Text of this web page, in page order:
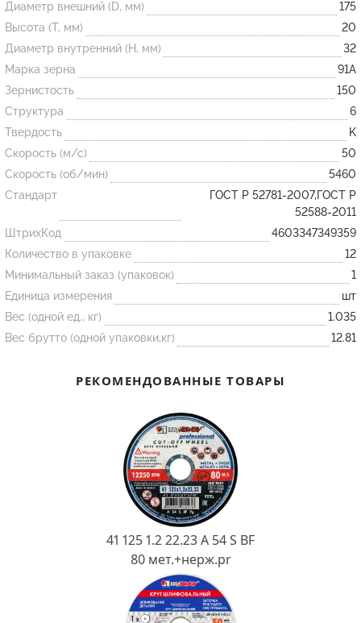
Огнеупорные
изделия
Скачать каталог
Тигель
Муфель
Черпак
Шербер
Трубка
Стержень
Пробка
Подставка
Лодочка
Контакт
Огнеупорная SiC смесь
Диаметр внешний (D, мм)
175
Высота (T, мм)
20
Диаметр внутренний (H, мм)
32
Марка зерна
91А
Зернистость
150
Структура
6
Твердость
K
Скорость (м/с)
50
Скорость (об/мин)
5460
Стандарт
ГОСТ Р 52781-2007,ГОСТ Р
52588-2011
ШтрихКод
4603347349359
Количество в упаковке
12
Минимальный заказ (упаковок)
1
Единица измерения
шт
Вес (одной ед., кг)
1.035
Вес брутто (одной упаковки,кг)
12.81
РЕКОМЕНДОВАННЫЕ ТОВАРЫ
41 125 1.2 22.23 A 54 S BF
80 мет.+нерж.pr